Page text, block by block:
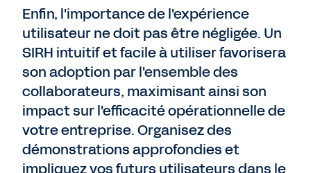
Enfin, l'importance de l'expérience
utilisateur ne doit pas être négligée. Un
SIRH intuitif et facile à utiliser favorisera
son adoption par l'ensemble des
collaborateurs, maximisant ainsi son
impact sur l'efficacité opérationnelle de
votre entreprise. Organisez des
démonstrations approfondies et
impliquez vos futurs utilisateurs dans le